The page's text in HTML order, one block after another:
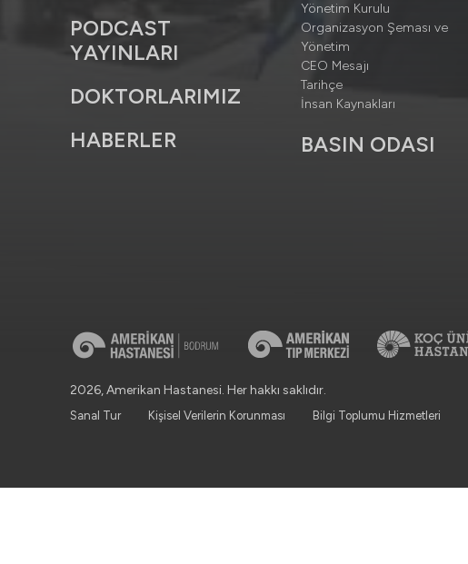
PODCAST
YAYINLARI
DOKTORLARIMIZ
HABERLER
Yönetim Kurulu
Organizasyon Şeması ve
Yönetim
CEO Mesajı
Tarihçe
İnsan Kaynakları
BASIN ODASI
2026, Amerikan Hastanesi. Her hakkı saklıdır.
Sanal Tur Kişisel Verilerin Korunması Bilgi Toplumu Hizmetleri